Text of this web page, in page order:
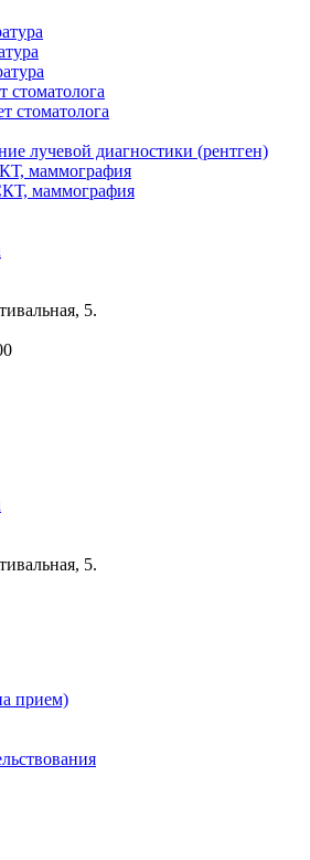
стоматолога
стоматолога
лучевой диагностики (рентген)
маммография
маммография
5.
5.
прием)